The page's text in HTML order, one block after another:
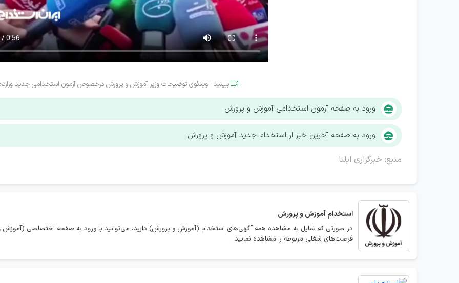
 ببینید | ویدئوی توضیحات وزیر آموزش و پرورش درخصوص آزمون استخدامی جدید
ورود به صفحه آزمون استخدامی آموزش و پرورش
ورود به صفحه آخرین خبر از استخدام جدید آموزش و پرورش
منبع: خبرگزاری ایلنا
استخدامآموزش و پرورش
در صورتی که تمایل به مشاهده همه آگهی‌های استخدام (آموزش و پرورش) دارید، می‌توانید با ورود به صفحه اختصاصی
فرصت‌های شغلی مربوطه را مشاهده نمایید.